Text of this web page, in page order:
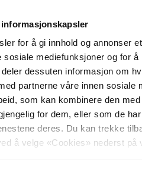
for å gi innhold og annonser et
sosiale mediefunksjoner og for å
dessuten informasjon om
partnerne våre innen sosiale
som kan kombinere den med
for dem, eller som de
deres. Du kan trekke
å velge «Cookies» nederst på